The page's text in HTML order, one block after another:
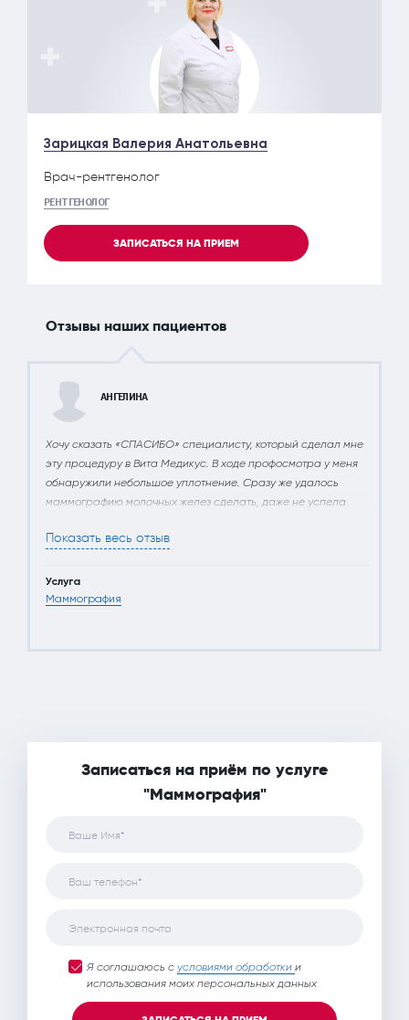
Зарицкая Валерия Анатольевна
Врач-рентгенолог
РЕНТГЕНОЛОГ
ЗАПИСАТЬСЯ НА ПРИЕМ
Отзывы наших пациентов
АНГЕЛИНА
Хочу сказать «СПАСИБО» специалисту, который сделал мне
эту процедуру в Вита Медикус. В ходе профосмотра у меня
обнаружили небольшое уплотнение. Сразу же удалось
маммографию молочных желез сделать, даже не успела
буду бдительнее и чаще проверять грудь!
Показать весь отзыв
Услуга
Маммография
Записаться на приём по услуге
"Маммография"
Ваше Имя*
Ваш телефон*
Электронная почта
Я соглашаюсь с условиями обработки и
использования моих персональных данных